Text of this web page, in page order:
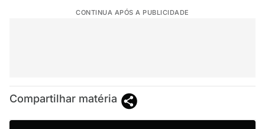
CONTINUA APÓS A PUBLICIDADE
Compartilhar matéria